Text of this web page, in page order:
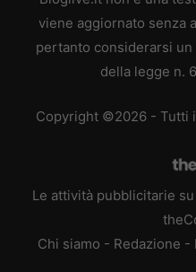
viene aggiornato senza
pertanto considerarsi
della legge n.
Copyright ©2026 - Tutti
Le attività pubblicitarie
Chi siamo - Redazione -